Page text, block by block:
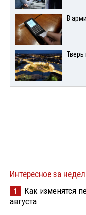
В
Интересное за
1
Как изменятся
августа